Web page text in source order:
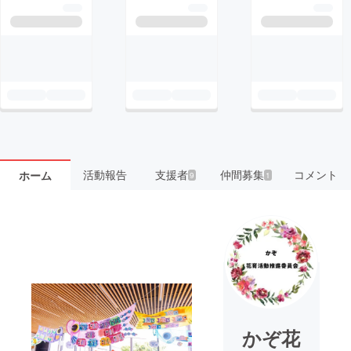
ホーム 活動報告 支援者9 仲間募集 1 コメント
かぞ花